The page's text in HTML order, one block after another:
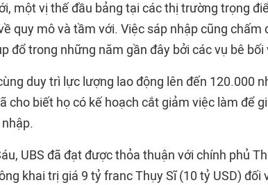
một vị thế đầu bảng tại các thị trường trọng
quy mô và tầm với. Việc sáp nhập cũng chấm
đổ trong những năm gần đây bởi các vụ bê bối
duy trì lực lượng lao động lên đến 120.000
cho biết họ có kế hoạch cắt giảm việc làm để
UBS đã đạt được thỏa thuận với chính phủ
khai trị giá 9 tỷ franc Thụy Sĩ (10 tỷ USD) đối